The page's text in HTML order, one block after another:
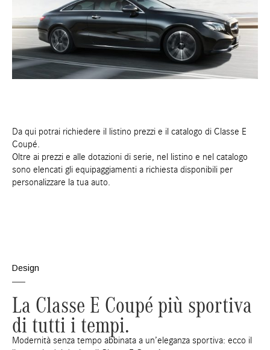
Da qui potrai richiedere il listino prezzi e il catalogo di Classe E
Coupé.
Oltre ai prezzi e alle dotazioni di serie, nel listino e nel catalogo
sono elencati gli equipaggiamenti a richiesta disponibili per
personalizzare la tua auto.
Design
La Classe E Coupé più sportiva
di tutti i tempi.
Modernità senza tempo abbinata a un’eleganza sportiva: ecco il